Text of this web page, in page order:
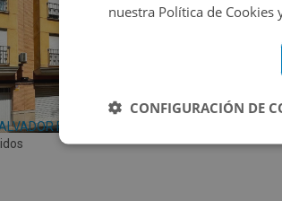
PERLES 50
nuestra Política de
CONFIGURACIÓN DE